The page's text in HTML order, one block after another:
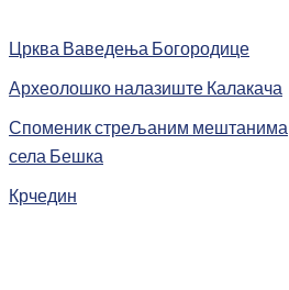
Црква Ваведења Богородице
Археолошко налазиште Калакача
Споменик стрељаним мештанима
села Бешка
Крчедин